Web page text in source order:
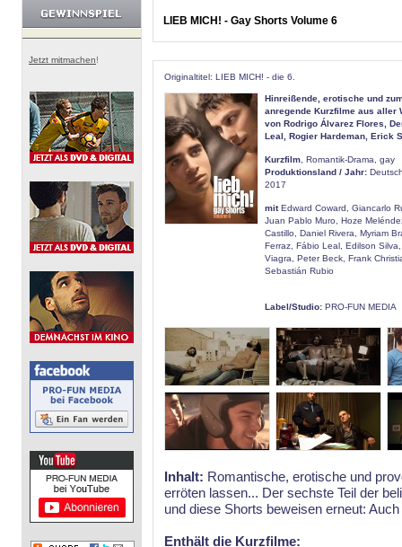
Jetzt mitmachen!
LIEB MICH! - Gay Shorts Volume 6
Originaltitel: LIEB MICH! - die 6.
Hinreißende, erotische und
anregende Kurzfilme aus aller
von Rodrigo Álvarez Flores,
Leal, Rogier Hardeman, Erick
Kurzfilm , Romantik-Drama, gay
Produktionsland / Jahr:
2017
mitEdward Coward, Giancarlo
Juan Pablo Muro, Hoze
Castillo, Daniel Rivera, Myriam
Ferraz, Fábio Leal, Edilson
Viagra, Peter Beck, Frank
Sebastián Rubio
Label/Studio: PRO-FUN MEDIA
Inhalt: Romantische, erotische und
erröten lassen... Der sechste Teil der
und diese Shorts beweisen erneut:
Enthält die Kurzfilme: